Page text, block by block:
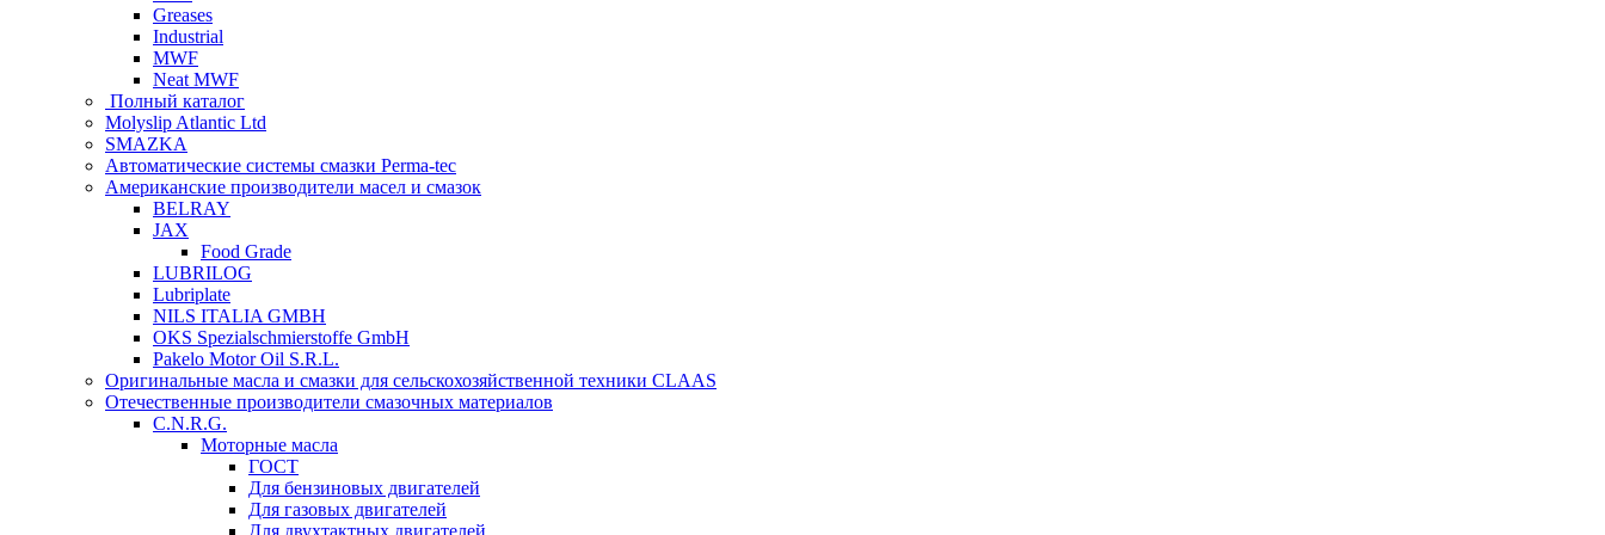
Greases
Industrial
MWF
Neat MWF
Полный каталог
Molyslip Atlantic Ltd
SMAZKA
Автоматические системы смазки Perma-tec
Американские производители масел и смазок
BELRAY
JAX
Food Grade
LUBRILOG
Lubriplate
NILS ITALIA GMBH
OKS Spezialschmierstoffe GmbH
Pakelo Motor Oil S.R.L.
Оригинальные масла и смазки для сельскохозяйственной техники CLAAS
Отечественные производители смазочных материалов
C.N.R.G.
Моторные масла
ГОСТ
Для бензиновых двигателей
Для газовых двигателей
Для двухтактных двигателей